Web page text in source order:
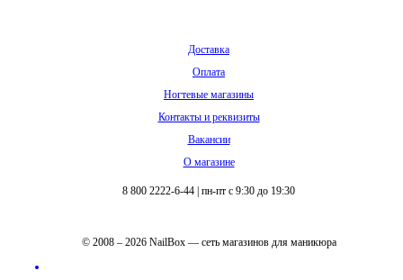
Доставка
Оплата
Ногтевые магазины
Контакты и реквизиты
Вакансии
О магазине
8 800 2222-6-44 пн-пт с 9:30 до 19:30
© 2008 – 2026 NailBox — сеть магазинов для маникюра